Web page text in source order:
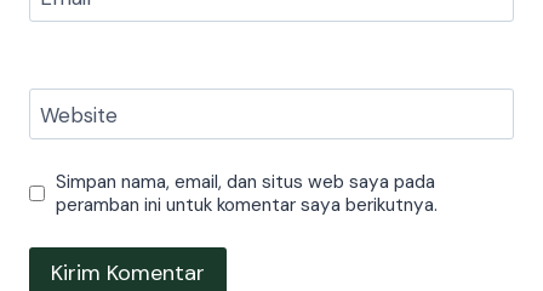
Website
Simpan nama, email, dan situs web saya pada
peramban ini untuk komentar saya berikutnya.